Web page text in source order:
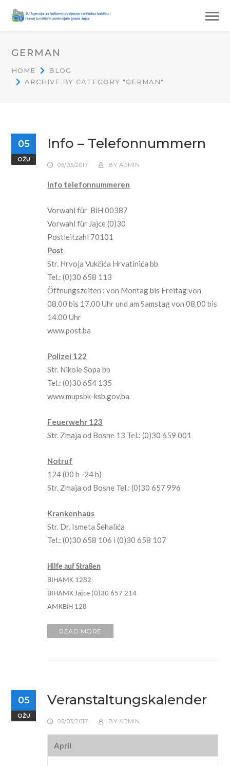
GERMAN
HOME
BLOG
ARCHIVE BY CATEGORY "GERMAN"
05
OŽU
Info – Telefonnummern
05/03/2017 BY ADMIN
Info telefonnummeren
Vorwahl für BiH 00387
Vorwahl für Jajce (0)30
Postleitzahl 70101
Post
Str. Hrvoja Vukčića Hrvatinića bb
Tel.: (0)30 658 113
Öffnungszeiten : von Montag bis Freitag von
08.00 bis 17.00 Uhr und am Samstag von 08.00 bis
14.00 Uhr
www.post.ba
Polizei 122
Str. Nikole Šopa bb
Tel.: (0)30 654 135
www.mupsbk-ksb.gov.ba
Feuerwehr 123
Str. Zmaja od Bosne 13 Tel.: (0)30 659 001
Notruf
124 (00 h -24 h)
Str. Zmaja od Bosne Tel.: (0)30 657 996
Krankenhaus
Str. Dr. Ismeta Šehalića
Tel.: (0)30 658 106 i (0)30 658 107
Hilfe auf Straßen
BIHAMK 1282
BIHAMK Jajce (0)30 657 214
AMKBiH 128
READ MORE
05
OŽU
Veranstaltungskalender
05/03/2017 BY ADMIN
April